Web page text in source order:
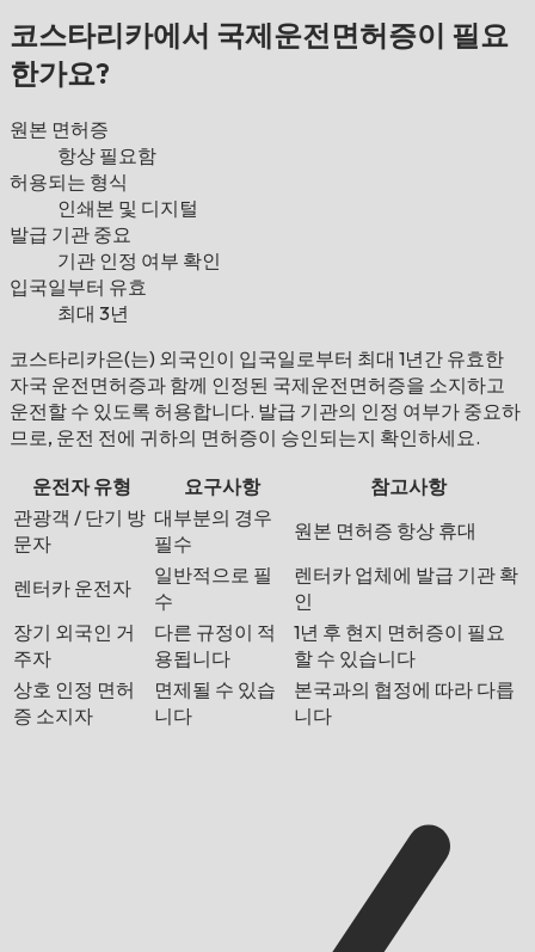
코스타리카에서 국제운전면허증이 필요
한가요?
원본 면허증
항상 필요함
허용되는 형식
인쇄본 및 디지털
발급 기관 중요
기관 인정 여부 확인
입국일부터 유효
최대 3년
코스타리카은(는) 외국인이 입국일로부터 최대 1년간 유효한
자국 운전면허증과 함께 인정된 국제운전면허증을 소지하고
운전할 수 있도록 허용합니다. 발급 기관의 인정 여부가 중요하
므로, 운전 전에 귀하의 면허증이 승인되는지 확인하세요.
운전자 유형 요구사항
참고사항
관광객 / 단기 방
문자
대부분의 경우
필수
원본 면허증 항상 휴대
렌터카 운전자
일반적으로 필
수
렌터카 업체에 발급 기관 확
인
장기 외국인 거
주자
다른 규정이 적
용됩니다
1년 후 현지 면허증이 필요
할 수 있습니다
상호 인정 면허
증 소지자
면제될 수 있습
니다
본국과의 협정에 따라 다릅
니다